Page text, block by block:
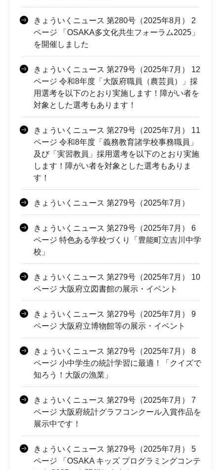
きょういくニュース 第280号（2025年8月） 2
ページ 「OSAKA多文化共生フォーラム2025」
を開催しました
きょういくニュース 第279号（2025年7月） 12
ページ 令和8年度「大阪府職員（農芸員）」採
用選考を以下のとおり実施します！障がい者を
対象とした選考もあります！
きょういくニュース 第279号（2025年7月） 11
ページ 令和8年度「義務教育諸学校事務職員」
及び「実習教員」採用選考を以下のとおり実施
します！障がい者を対象とした選考もありま
す！
きょういくニュース 第279号（2025年7月）
きょういくニュース 第279号（2025年7月） 6
ページ 特色ある学校づくり「豊能町立吉川中学
校」
きょういくニュース 第279号（2025年7月） 10
ページ 大阪府立図書館の展示・イベント
きょういくニュース 第279号（2025年7月） 9
ページ 大阪府立博物館等の展示・イベント
きょういくニュース 第279号（2025年7月） 8
ページ 小中学生の統計学習に最適！「クイズで
知ろう！大阪の漁業」
きょういくニュース 第279号（2025年7月） 7
ページ 大阪府統計グラフコンクール入賞作品を
展示中です！
きょういくニュース 第279号（2025年7月） 5
ページ 「OSAKA キッズ プログラミングコンテ